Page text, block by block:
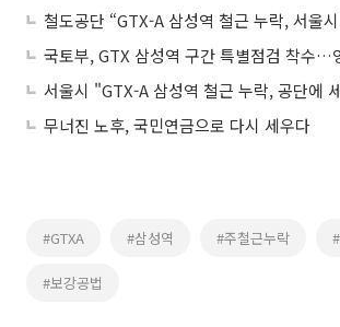
서울시 "GTX-A 삼성역 철근 누락, 공단에
무너진 노후, 국민연금으로 다시 세우다
#GTXA #삼성역 #주철근누락
#보강공법